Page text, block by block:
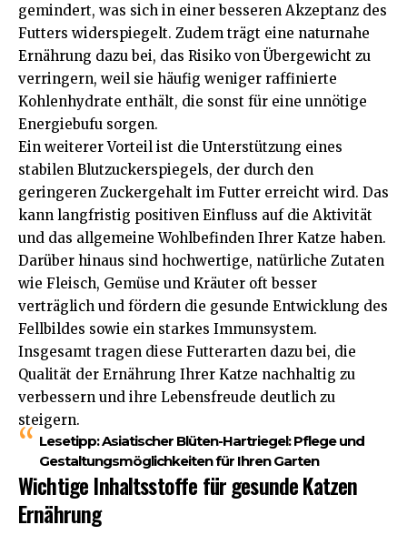
gemindert, was sich in einer besseren Akzeptanz des
Futters widerspiegelt. Zudem trägt eine naturnahe
Ernährung dazu bei, das Risiko von Übergewicht zu
verringern, weil sie häufig weniger raffinierte
Kohlenhydrate enthält, die sonst für eine unnötige
Energiebufu sorgen.
Ein weiterer Vorteil ist die Unterstützung eines
stabilen Blutzuckerspiegels, der durch den
geringeren Zuckergehalt im Futter erreicht wird. Das
kann langfristig positiven Einfluss auf die Aktivität
und das allgemeine Wohlbefinden Ihrer Katze haben.
Darüber hinaus sind hochwertige, natürliche Zutaten
wie Fleisch, Gemüse und Kräuter oft besser
verträglich und fördern die gesunde Entwicklung des
Fellbildes sowie ein starkes Immunsystem.
Insgesamt tragen diese Futterarten dazu bei, die
Qualität der Ernährung Ihrer Katze nachhaltig zu
verbessern und ihre Lebensfreude deutlich zu
steigern.
Lesetipp:Asiatischer Blüten-Hartriegel: Pflege und
Gestaltungsmöglichkeiten für Ihren Garten
Wichtige Inhaltsstoffe für gesunde Katzen
Ernährung